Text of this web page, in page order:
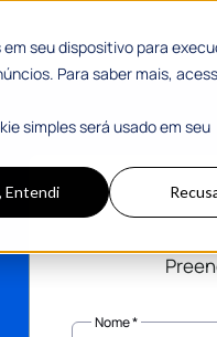
seu dispositivo para
Para saber mais,
simples será usado em seu
Entendi
Nome *